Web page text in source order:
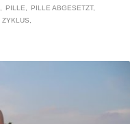
PILLE
PILLE ABGESETZT
ZYKLUS